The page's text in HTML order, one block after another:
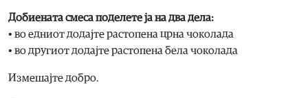
Добиената смеса поделете ја на два дела:
• во едниот додајте растопена црна чоколада
• во другиот додајте растопена бела чоколада
Измешајте добро.